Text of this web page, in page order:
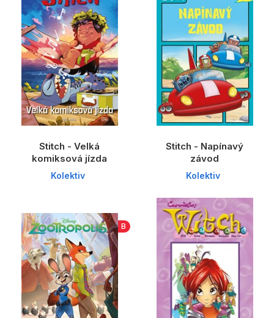
Stitch - Velká
komiksová jízda
Kolektiv
Stitch - Napínavý
závod
Kolektiv
B